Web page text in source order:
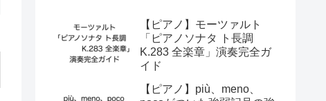
【ピアノ】モーツァルト
「ピアノソナタ ト長調
K.283 全楽章」演奏完全ガ
イド
【ピアノ】più、meno、